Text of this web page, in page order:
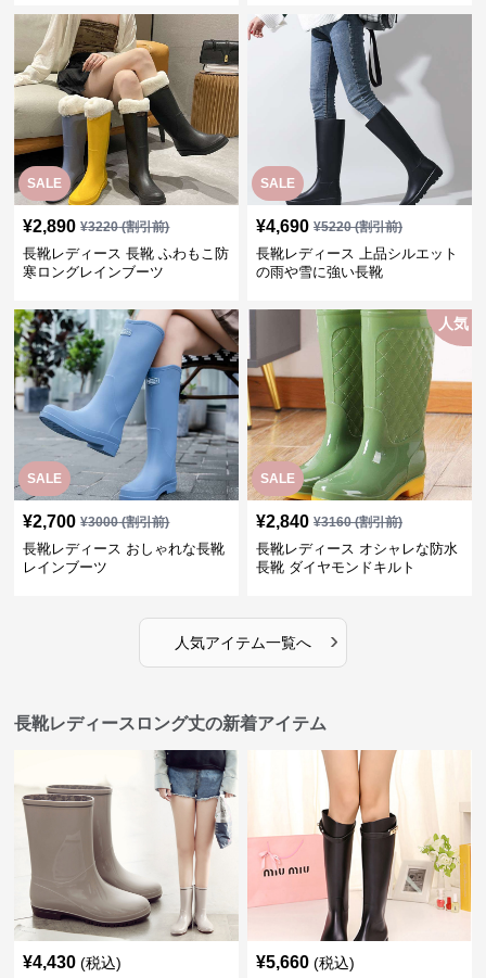
SALE
¥2,890 ¥3220(割引前)
長靴レディース 長靴 ふわもこ防
寒ロングレインブーツ
SALE
¥4,690 ¥5220(割引前)
長靴レディース 上品シルエット
の雨や雪に強い長靴
SALE
¥2,700 ¥3000(割引前)
長靴レディース おしゃれな長靴
レインブーツ
SALE
人気
¥2,840 ¥3160(割引前)
長靴レディース オシャレな防水
長靴 ダイヤモンドキルト
人気アイテム一覧へ ›
長靴レディースロング丈の新着アイテム
¥4,430 (税込) ¥5,660 (税込)